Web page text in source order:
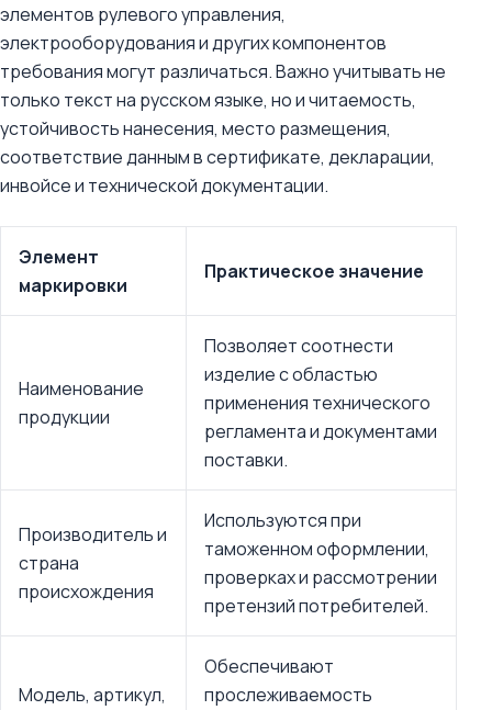
элементов рулевого управления,
электрооборудования и других компонентов
требования могут различаться. Важно учитывать не
только текст на русском языке, но и читаемость,
устойчивость нанесения, место размещения,
соответствие данным в сертификате, декларации,
инвойсе и технической документации.
Элемент
маркировки
Практическое значение
Наименование
продукции
Позволяет соотнести
изделие с областью
применения технического
регламента и документами
поставки.
Производитель и
страна
происхождения
Используются при
таможенном оформлении,
проверках и рассмотрении
претензий потребителей.
Модель, артикул,
Обеспечивают
прослеживаемость